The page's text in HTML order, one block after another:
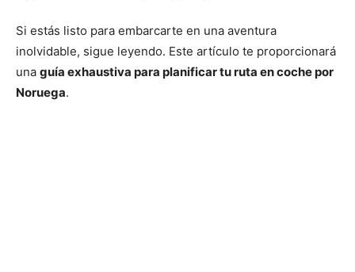
Si estás listo para embarcarte en una aventura
inolvidable, sigue leyendo. Este artículo te proporcionará
una guía exhaustiva para planificar tu ruta en coche por
Noruega.